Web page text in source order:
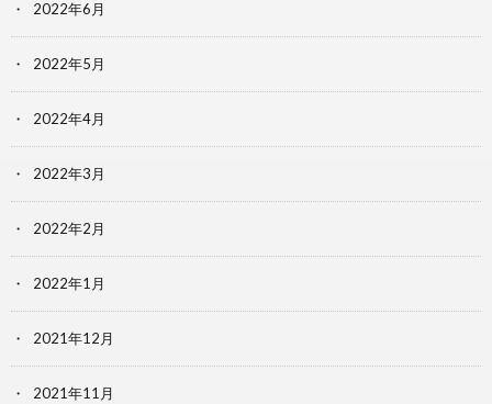
2022年6月
2022年5月
2022年4月
2022年3月
2022年2月
2022年1月
2021年12月
2021年11月